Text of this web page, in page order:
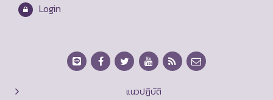
Login
แนวปฏิบัติ